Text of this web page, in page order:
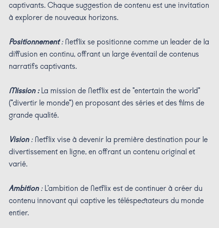
captivants. Chaque suggestion de contenu est une invitation
à explorer de nouveaux horizons.
Positionnement:Netflix se positionne comme un leader de la
diffusion en continu, offrant un large éventail de contenus
narratifs captivants.
Mission :La mission de Netflix est de "entertain the world"
("divertir le monde") en proposant des séries et des films de
grande qualité.
Vision :Netflix vise à devenir la première destination pour le
divertissement en ligne, en offrant un contenu original et
varié.
Ambition:L'ambition de Netflix est de continuer à créer du
contenu innovant qui captive les téléspectateurs du monde
entier.